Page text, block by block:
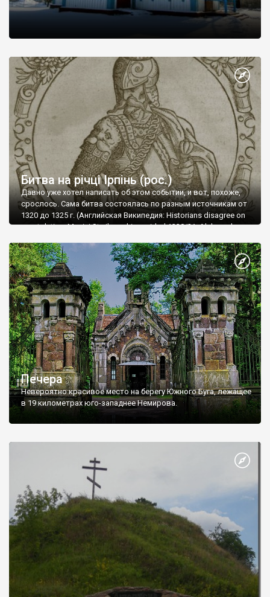
Битва на річці Ірпінь (рос.)
Давно уже хотел написать об этом событии, и вот, похоже,
срослось. Сама битва состоялась по разным источникам от
1320 до 1325 г. (Английская Википедия: Historians disagree on
exact dating: Maciej Stryjkowski provided 1320/21, Aleksandr
Shabul'do for 1324, Romas Batūra for 1325). Сразу скажу, что
достоверного источника о том, где была битва не нашел (и
судя по форумам, он едва ли есть, буду благодарен, если кто
поделится, по некоторым рассуждениям все произошло
возле Белогородки). Тем не менее, жители города Ирпеня
утверждают, что все произошло не далеко от тех мест, где
сейчас находится их город. Даже называют более менее
точное место. Собственно река Ирпень сейчас:
Печера
Невероятно красивое место на берегу Южного Буга, лежащее
в 19 километрах юго-западнее Немирова.